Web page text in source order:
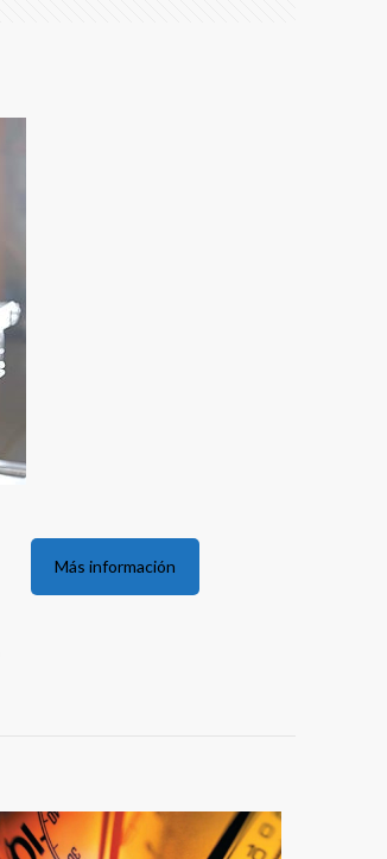
Más información